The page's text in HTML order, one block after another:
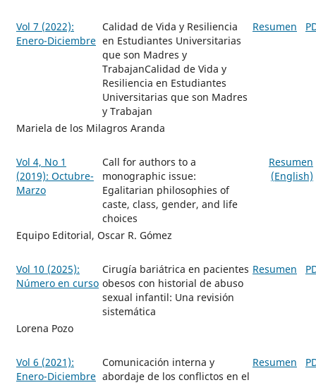
Vol 7 (2022):
Enero-Diciembre
Calidad de Vida y Resiliencia
en Estudiantes Universitarias
que son Madres y
TrabajanCalidad de Vida y
Resiliencia en Estudiantes
Universitarias que son Madres
y Trabajan
Resumen
Mariela de los Milagros Aranda
Vol 4, No 1
(2019): Octubre-
Marzo
Call for authors to a
monographic issue:
Egalitarian philosophies of
caste, class, gender, and life
choices
Resumen
(English)
Equipo Editorial, Oscar R. Gómez
Vol 10 (2025):
Número en curso
Cirugía bariátrica en pacientes
obesos con historial de abuso
sexual infantil: Una revisión
sistemática
Resumen
Lorena Pozo
Vol 6 (2021):
Enero-Diciembre
Comunicación interna y
abordaje de los conflictos en el
Resumen